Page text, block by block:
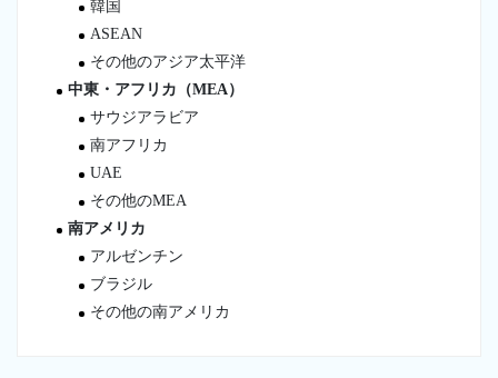
韓国
ASEAN
その他のアジア太平洋
中東・アフリカ（MEA）
サウジアラビア
南アフリカ
UAE
その他のMEA
南アメリカ
アルゼンチン
ブラジル
その他の南アメリカ